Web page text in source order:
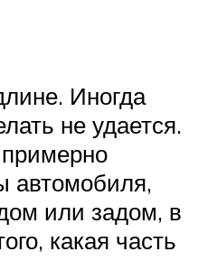
Иногда
не удается.
автомобиля,
или задом, в
какая часть